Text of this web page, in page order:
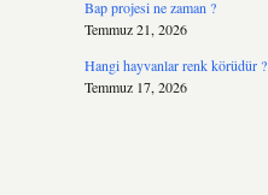
Bap projesi ne zaman ?
Temmuz 21, 2026
Hangi hayvanlar renk körüdür ?
Temmuz 17, 2026